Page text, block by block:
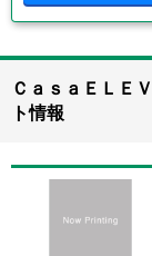
ＣａｓａＥＬＥ
ト情報